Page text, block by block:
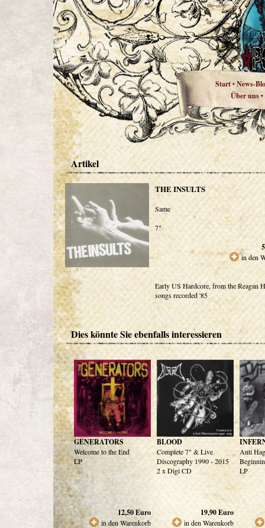
Start•News-
Über uns•
Artikel
THE INSULTS
Same
7"
in den
Early US Hardcore, from the Reagan
songs recorded '85
Dies könnte Sie ebenfalls interessieren
GENERATORS
Welcome to the End
LP
12,50Euro
in den Warenkorb
BLOOD
Complete 7" & Live
Discography 1990 - 2015
2 x Digi CD
19,90Euro
in den Warenkorb
Anti
LP